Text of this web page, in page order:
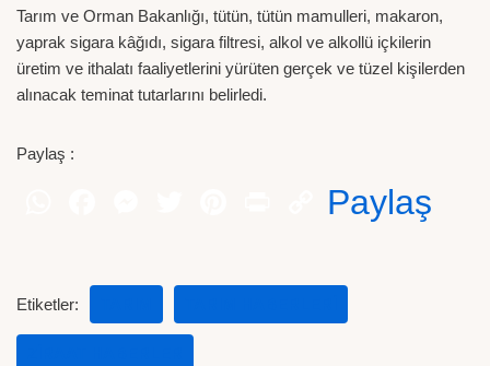
Tarım ve Orman Bakanlığı, tütün, tütün mamulleri, makaron,
yaprak sigara kâğıdı, sigara filtresi, alkol ve alkollü içkilerin
üretim ve ithalatı faaliyetlerini yürüten gerçek ve tüzel kişilerden
alınacak teminat tutarlarını belirledi.
Paylaş :
Paylaş
Etiketler: